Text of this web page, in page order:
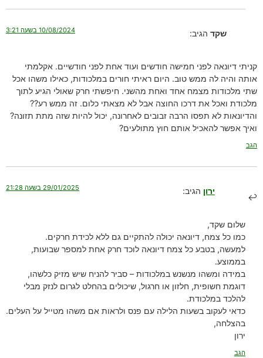
שקד הגיב: 10/08/2024 בשעה 3:21
קניתי דיונאה לפני חמישה חודשים ועוד אחת לפני חודשיים. אקלמתי
אותה והיה לה ממש טוב. היום ראיתי חורים במלכודות, כאילו משהו אכל
שתי מלכודות מצמח אחד ואחת מהשני. חיפשתי חרק שאולי הגיע לתוך
מלכודת ואכל את דרכו החוצה אבל לא מצאתי כלום. זה ממש רע??
והדיונאות לא תפסו הרבה זבובים לאחרונה, יכול להיות שזה מתת תזונה?
ואיך אפשר להאכיל אותם חוץ מתולעים?
הגב
ירון הגיב: 29/01/2025 בשעה 21:28
שלום שקד,
כמו כל צמח, דיונאה יכולה להתקיים גם ללא לכידת חרקים.
למעשה, בטבע כל צמח דיונאה לוכד חרק אחת למספר שבועות,
בממוצע.
במידה ומשהו מנשנש במלכודות – סביר להניח שיש מזיק כלשהו,
דוגמת חשופית, חלזון או חרגול, שיכולים בהחלט לגרום לנזק מבלי
להלכד במלכודת.
כדאי לעקוב בשעות הלילה עם פנס ולראות אם משהו מטייל על העלים.
בהצלחה,
ירון
הגב